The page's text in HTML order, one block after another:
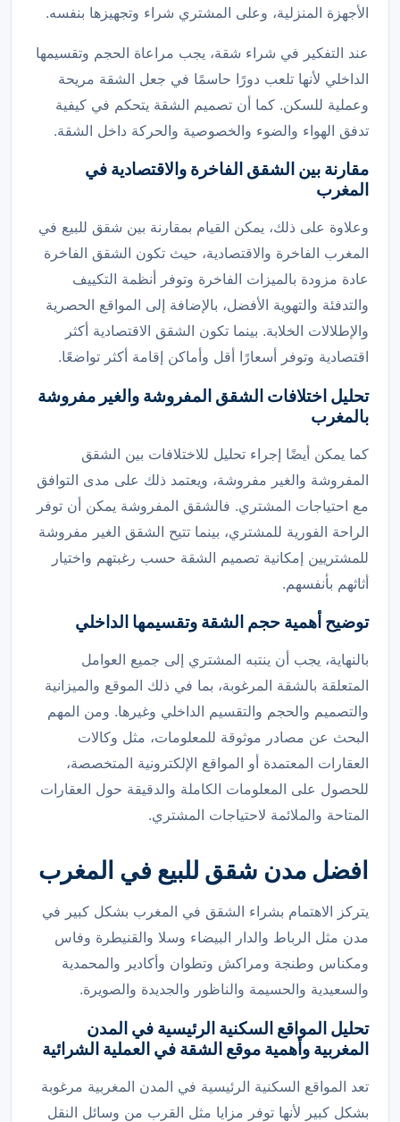
الأجهزة المنزلية، وعلى المشتري شراء وتجهيزها بنفسه.
عند التفكير في شراء شقة، يجب مراعاة الحجم وتقسيمها
الداخلي لأنها تلعب دورًا حاسمًا في جعل الشقة مريحة
وعملية للسكن. كما أن تصميم الشقة يتحكم في كيفية
تدفق الهواء والضوء والخصوصية والحركة داخل الشقة.
مقارنة بين الشقق الفاخرة والاقتصادية في
المغرب
وعلاوة على ذلك، يمكن القيام بمقارنة بين شقق للبيع في
المغرب الفاخرة والاقتصادية، حيث تكون الشقق الفاخرة
عادة مزودة بالميزات الفاخرة وتوفر أنظمة التكييف
والتدفئة والتهوية الأفضل، بالإضافة إلى المواقع الحصرية
والإطلالات الخلابة. بينما تكون الشقق الاقتصادية أكثر
اقتصادية وتوفر أسعارًا أقل وأماكن إقامة أكثر تواضعًا.
تحليل اختلافات الشقق المفروشة والغير مفروشة
بالمغرب
كما يمكن أيضًا إجراء تحليل للاختلافات بين الشقق
المفروشة والغير مفروشة، ويعتمد ذلك على مدى التوافق
مع احتياجات المشتري. فالشقق المفروشة يمكن أن توفر
الراحة الفورية للمشتري، بينما تتيح الشقق الغير مفروشة
للمشتريين إمكانية تصميم الشقة حسب رغبتهم واختيار
أثاثهم بأنفسهم.
توضيح أهمية حجم الشقة وتقسيمها الداخلي
بالنهاية، يجب أن ينتبه المشتري إلى جميع العوامل
المتعلقة بالشقة المرغوبة، بما في ذلك الموقع والميزانية
والتصميم والحجم والتقسيم الداخلي وغيرها. ومن المهم
البحث عن مصادر موثوقة للمعلومات، مثل وكالات
العقارات المعتمدة أو المواقع الإلكترونية المتخصصة،
للحصول على المعلومات الكاملة والدقيقة حول العقارات
المتاحة والملائمة لاحتياجات المشتري.
افضل مدن شقق للبيع في المغرب
يتركز الاهتمام بشراء الشقق في المغرب بشكل كبير في
مدن مثل الرباط والدار البيضاء وسلا والقنيطرة وفاس
ومكناس وطنجة ومراكش وتطوان وأكادير والمحمدية
والسعيدية والحسيمة والناظور والجديدة والصويرة.
تحليل المواقع السكنية الرئيسية في المدن
المغربية وأهمية موقع الشقة في العملية الشرائية
تعد المواقع السكنية الرئيسية في المدن المغربية مرغوبة
بشكل كبير لأنها توفر مزايا مثل القرب من وسائل النقل